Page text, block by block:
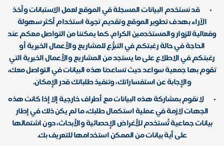
قد نستخدم البيانات المسجلة في الموقع لعمل الاستبانات وأخذ
الآراء بهدف تطوير الموقع وتقديم تجربة استخدام أكثر سهولة
وفعالية للزوار والمستخدمين الكرام. كما يمكننا من التواصل معكم عند
الحاجة في حالة رغبتكم في التبرُّع للمشاريع والأعمال الخيرية أو
رغبتكم في الاطلاع على ما يستجد من المشاريع والأعمال الخيرية التي
تقوم بها جمعية سواعد حيث تساعدنا هذه البيانات في التواصل معك،
والإجابة عن استفساراتك، وتنفيذ طلباتك قدر الإمكان.
لا نقوم بمشاركة هذه البيانات مع أطراف خارجية إلا إذا كانت هذه
الجهات لازمة في عملية استكمال طلبك، ما لم يكن ذلك في إطار
بيانات جماعية تُستخدم للأغراض الإحصائية والأبحاث، دون اشتمالها
على أية بيانات من الممكن استخدامها للتعريف بك.